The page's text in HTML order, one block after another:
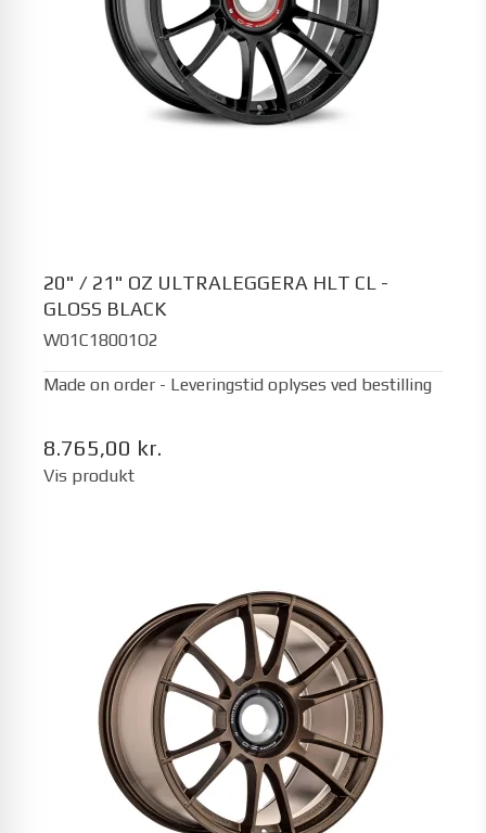
20" / 21" OZ ULTRALEGGERA HLT CL -
GLOSS BLACK
W01C18001O2
Made on order - Leveringstid oplyses ved bestilling
8.765,00 kr.
Vis produkt